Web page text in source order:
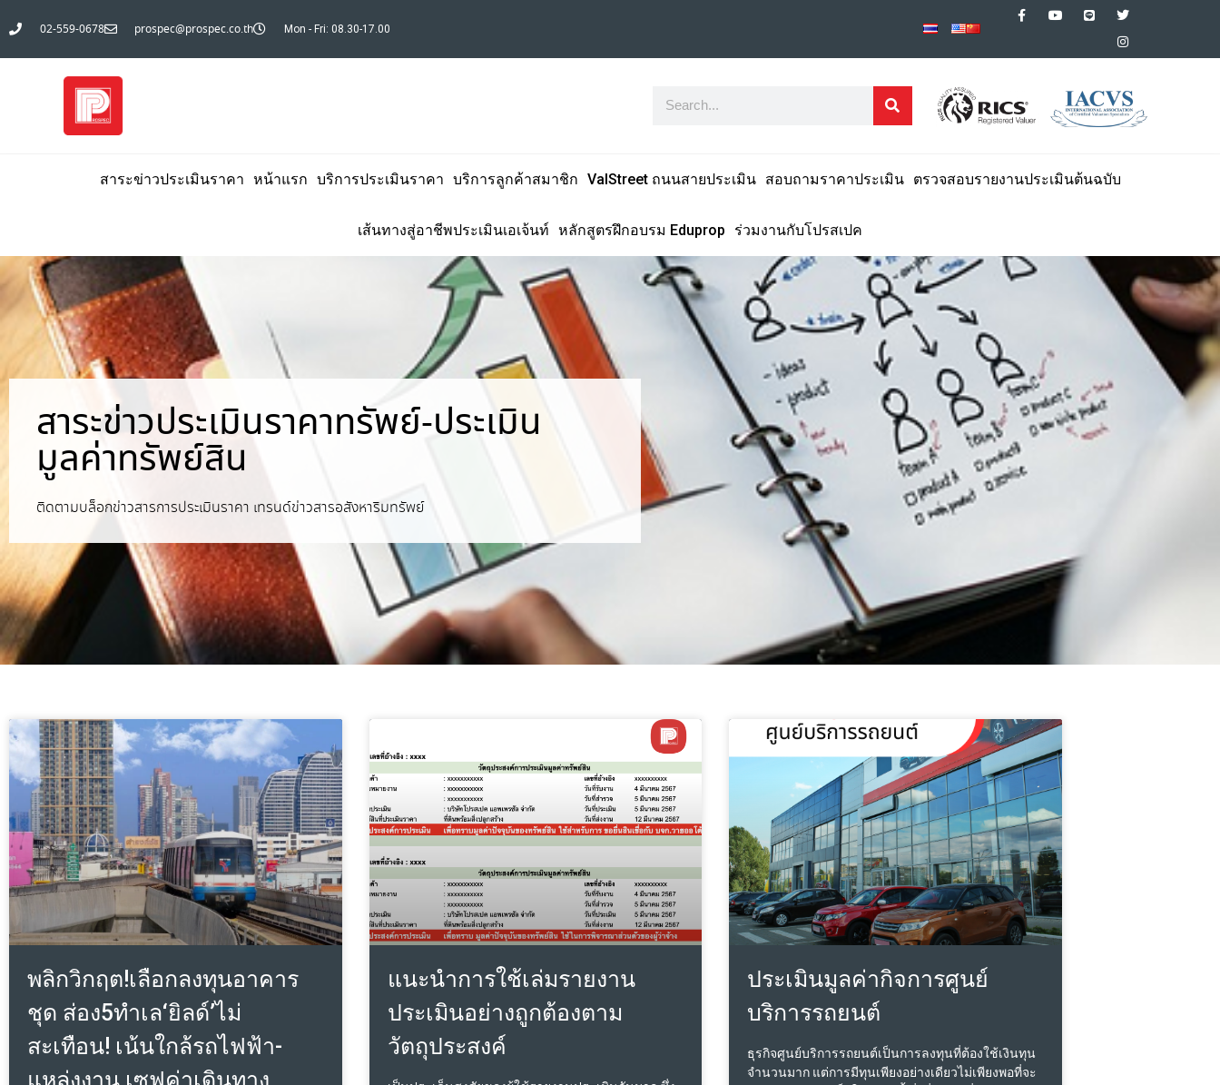
02-559-0678 prospec@prospec.co.th Mon - Fri: 08.30-17.00
สาระข่าวประเมินราคา หน้าแรก บริการประเมินราคา บริการลูกค้าสมาชิก ValStreet ถนนสายประเมิน สอบถามราคาประเมิน ตรวจสอบรายงานประเมินต้นฉบับ
เส้นทางสู่อาชีพประเมินเอเจ้นท์ หลักสูตรฝึกอบรม Eduprop ร่วมงานกับโปรสเปค
สาระข่าวประเมินราคาทรัพย์-ประเมิน
มูลค่าทรัพย์สิน
ติดตามบล็อกข่าวสารการประเมินราคา เทรนด์ข่าวสารอสังหาริมทรัพย์
พลิกวิกฤต!เลือกลงทุนอาคาร
ชุด ส่อง5ทำเล‘ยิลด์’ไม่
สะเทือน! เน้นใกล้รถไฟฟ้า-
แนะนำการใช้เล่มรายงาน
ประเมินอย่างถูกต้องตาม
วัตถุประสงค์
ประเมินมูลค่ากิจการศูนย์
บริการรถยนต์
ธุรกิจศูนย์บริการรถยนต์เป็นการลงทุนที่ต้องใช้เงินทุน
จำนวนมาก แต่การมีทุนเพียงอย่างเดียวไม่เพียงพอที่จะ